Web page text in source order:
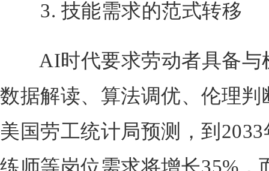
3. 技能需求的范式转移
AI时代要求劳动者具备与
数据解读、算法调优、伦理判
美国劳工统计局预测，到